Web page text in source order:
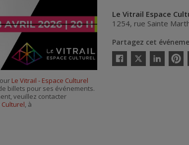
Le Vitrail Espace
1254, rue Sainte
Partagez cet
Facebook
Twitter
LinkedinPinterest
Le Vitrail - Espace Culturel
billets pour ses événements.
veuillez contacter
Culturel, à